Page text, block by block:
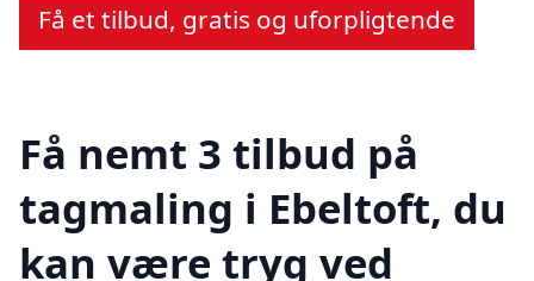
Få et tilbud, gratis og uforpligtende
Få nemt 3 tilbud på
tagmaling i Ebeltoft, du
kan være tryg ved